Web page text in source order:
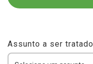
Assunto a ser tratado